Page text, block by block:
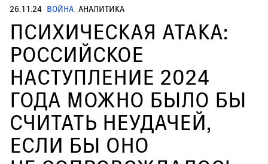
26.11.24 ВОЙНА АНАЛИТИКА
ПСИХИЧЕСКАЯ АТАКА:
РОССИЙСКОЕ
НАСТУПЛЕНИЕ 2024
ГОДА МОЖНО БЫЛО БЫ
СЧИТАТЬ НЕУДАЧЕЙ,
ЕСЛИ БЫ ОНО